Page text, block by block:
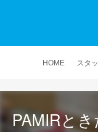
HOME スタ
PAMIRと